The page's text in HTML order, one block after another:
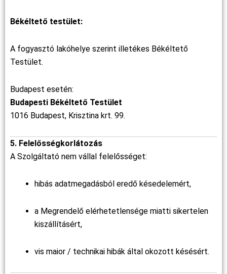
Békéltető testület:
A fogyasztó lakóhelye szerint illetékes Békéltető
Testület.
Budapest esetén:
Budapesti Békéltető Testület
1016 Budapest, Krisztina krt. 99.
5. Felelősségkorlátozás
A Szolgáltató nem vállal felelősséget:
hibás adatmegadásból eredő késedelemért,
a Megrendelő elérhetetlensége miatti sikertelen
kiszállításért,
vis maior / technikai hibák által okozott késésért.